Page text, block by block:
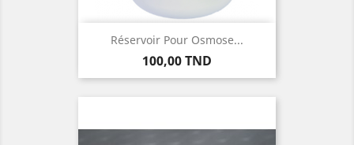
Réservoir Pour Osmose...
Prix
100,00 TND